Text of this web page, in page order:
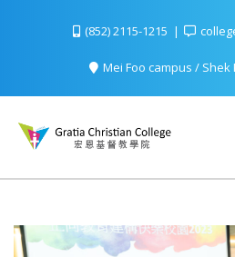
(852) 2115-1215
Mei Foo campus / Shek